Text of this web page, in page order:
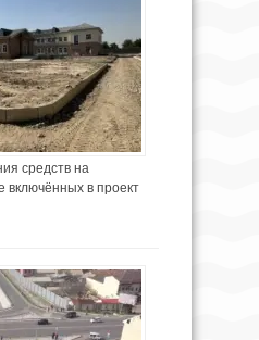
средств на
включённых в проект